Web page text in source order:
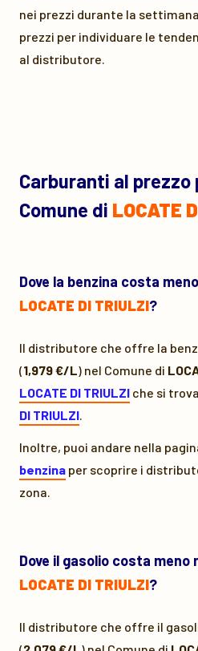
nei prezzi durante la
prezzi per individuare le
al distributore.
Carburanti al prezzo
Comune di LOCATE
Dove la benzina costa
LOCATE DI TRIULZI?
Il distributore che offre la
(1,979 €/L) nel Comune di
LOCATE DI TRIULZI che si
DI TRIULZI.
Inoltre, puoi andare nella
benzina per scoprire i
zona.
Dove il gasolio costa meno
LOCATE DI TRIULZI?
Il distributore che offre il